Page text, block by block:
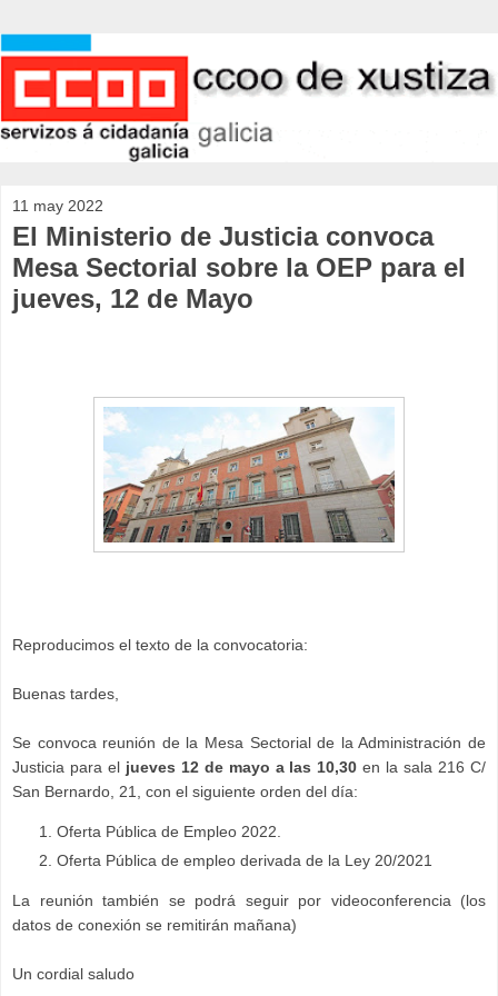
11 may 2022
El Ministerio de Justicia convoca
Mesa Sectorial sobre la OEP para el
jueves, 12 de Mayo
Reproducimos el texto de la convocatoria:
Buenas tardes,
Se convoca reunión de la Mesa Sectorial de la Administración de
Justicia para el jueves 12 de mayo a las 10,30 en la sala 216 C/
San Bernardo, 21, con el siguiente orden del día:
Oferta Pública de Empleo 2022.
Oferta Pública de empleo derivada de la Ley 20/2021
La reunión también se podrá seguir por videoconferencia (los
datos de conexión se remitirán mañana)
Un cordial saludo